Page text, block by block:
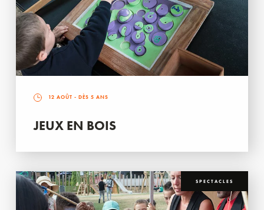
12 AOÛT - DÈS 5 ANS
JEUX EN BOIS
SPECTACLES